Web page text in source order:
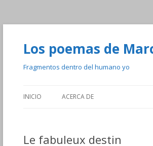
Los poemas de
Fragmentos dentro del humano yo
INICIO ACERCA DE
Le fabuleux destin